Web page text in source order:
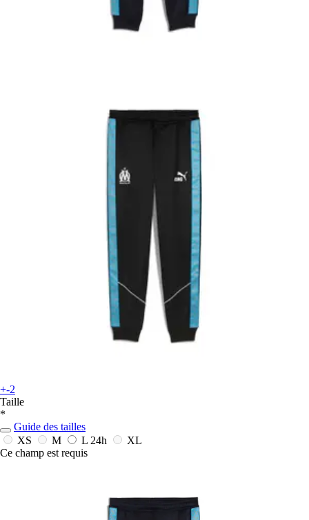
+-2
Taille
*
Guide des tailles
XS
M L 24h
XL
Ce champ est requis